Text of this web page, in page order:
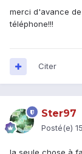
merci d'avance
téléphone!!!
Citer
Ster97
Posté(e)